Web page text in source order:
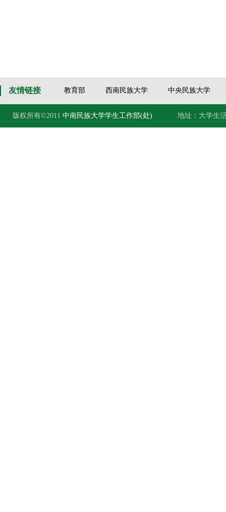
友情链接 教育部 西南民族大学 中央民族大学
版权所有©2011 中南民族大学学生工作部(处) 地址：大学生